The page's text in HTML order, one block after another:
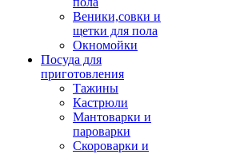
Веники,совки и
щетки для пола
Окномойки
Посуда для
приготовления
Тажины
Кастрюли
Мантоварки и
пароварки
Скороварки и